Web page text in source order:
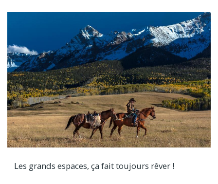
Les grands espaces, ça fait toujours rêver !